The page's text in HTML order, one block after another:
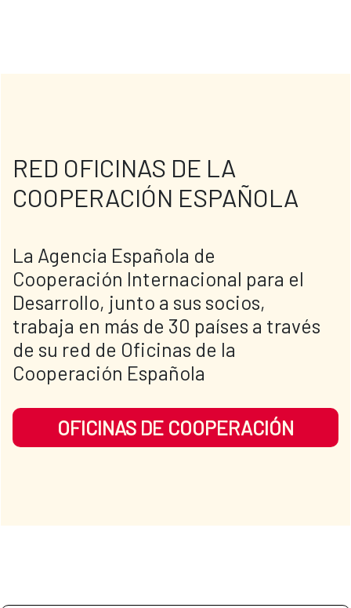
RED OFICINAS DE LA
COOPERACIÓN ESPAÑOLA
​​​La Agencia Española de
Cooperación Internacional para el
Desarrollo, junto a sus socios,
trabaja en más de 30 países a través
de su red de Oficinas de la
Cooperación Española
OFICINAS DE COOPERACIÓN